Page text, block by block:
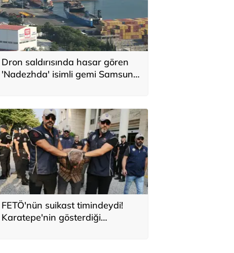
Dron saldırısında hasar gören
'Nadezhda' isimli gemi Samsun
FETÖ'nün suikast timindeydi!
Karatepe'nin gösterdiği